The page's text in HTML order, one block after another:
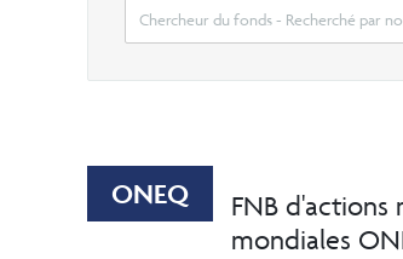
ONEQ FNB d'actions
mondiales